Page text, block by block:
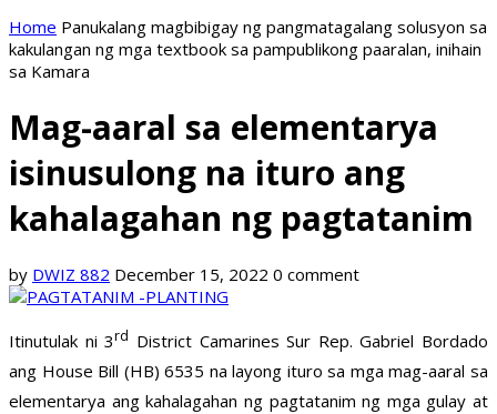
Home Panukalang magbibigay ng pangmatagalang solusyon sa
kakulangan ng mga textbook sa pampublikong paaralan, inihain
sa Kamara
Mag-aaral sa elementarya
isinusulong na ituro ang
kahalagahan ng pagtatanim
by DWIZ 882 December 15, 2022 0 comment
Itinutulak ni 3rd District Camarines Sur Rep. Gabriel Bordado
ang House Bill (HB) 6535 na layong ituro sa mga mag-aaral sa
elementarya ang kahalagahan ng pagtatanim ng mga gulay at